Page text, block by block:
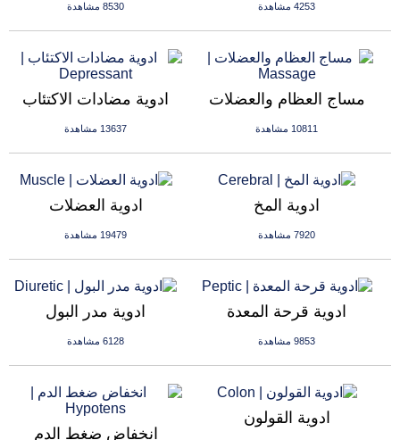
8530 مشاهدة 4253 مشاهدة
ادوية مضادات الاكتئاب
13637 مشاهدة
مساج العظام والعضلات
10811 مشاهدة
ادوية العضلات
19479 مشاهدة
ادوية المخ
7920 مشاهدة
ادوية مدر البول
6128 مشاهدة
ادوية قرحة المعدة
9853 مشاهدة
انخفاض ضغط الدم
ادوية القولون